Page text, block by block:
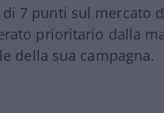
7 punti sul mercato
prioritario dalla
della sua campagna.